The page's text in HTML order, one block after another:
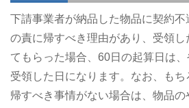
下請事業者が納品した物品に契約
の責に帰すべき理由があり、受領
てもらった場合、60日の起算日は
受領した日になります。なお、も
帰すべき事情がない場合は、物品の